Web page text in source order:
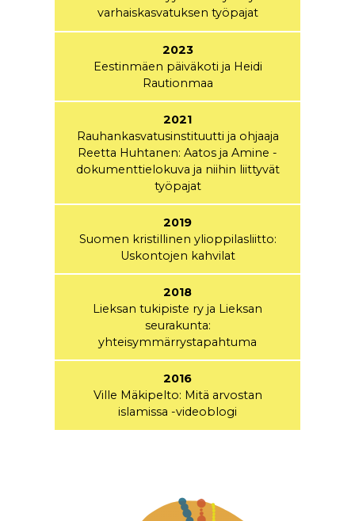
varhaiskasvatuksen työpajat
2023
Eestinmäen päiväkoti ja Heidi
Rautionmaa
2021
Rauhankasvatusinstituutti ja ohjaaja
Reetta Huhtanen: Aatos ja Amine -
dokumenttielokuva ja niihin liittyvät
työpajat
2019
Suomen kristillinen ylioppilasliitto:
Uskontojen kahvilat
2018
Lieksan tukipiste ry ja Lieksan
seurakunta:
yhteisymmärrystapahtuma
2016
Ville Mäkipelto: Mitä arvostan
islamissa -videoblogi